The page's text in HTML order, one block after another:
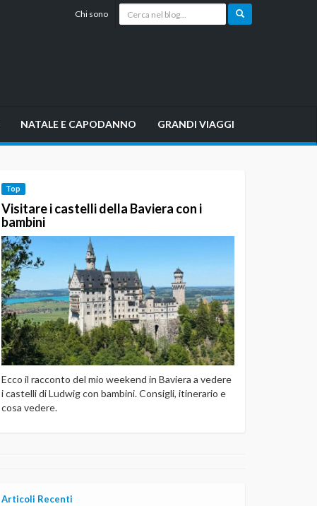
Chi sono
NATALE E CAPODANNO GRANDI VIAGGI
Top
Visitare i castelli della Baviera con i
bambini
Ecco il racconto del mio weekend in Baviera a vedere
i castelli di Ludwig con bambini. Consigli, itinerario e
cosa vedere.
Articoli Recenti